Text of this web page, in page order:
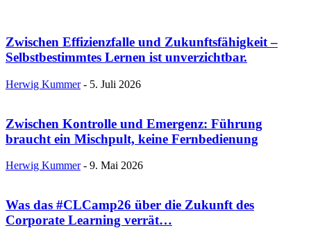
Zwischen Effizienzfalle und Zukunftsfähigkeit –
Selbstbestimmtes Lernen ist unverzichtbar.
Herwig Kummer - 5. Juli 2026
Zwischen Kontrolle und Emergenz: Führung
braucht ein Mischpult, keine Fernbedienung
Herwig Kummer - 9. Mai 2026
Was das #CLCamp26 über die Zukunft des
Corporate Learning verrät…